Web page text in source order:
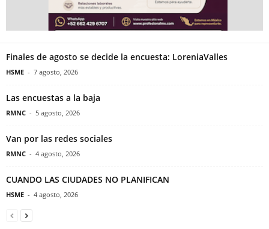
Finales de agosto se decide la encuesta: LoreniaValles
HSME - 7 agosto, 2026
Las encuestas a la baja
RMNC - 5 agosto, 2026
Van por las redes sociales
RMNC - 4 agosto, 2026
CUANDO LAS CIUDADES NO PLANIFICAN
HSME - 4 agosto, 2026